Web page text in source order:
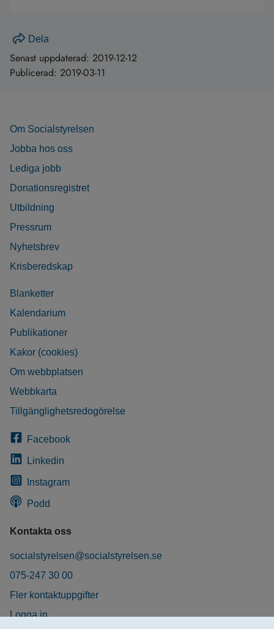
Dela
Senast uppdaterad: 2019-12-12
Publicerad: 2019-03-11
Om Socialstyrelsen
Jobba hos oss
Lediga jobb
Donationsregistret
Utbildning
Pressrum
Nyhetsbrev
Krisberedskap
Blanketter
Kalendarium
Publikationer
Kakor (cookies)
Om webbplatsen
Webbkarta
Tillgänglighetsredogörelse
Facebook
Linkedin
Instagram
Podd
Kontakta oss
socialstyrelsen@socialstyrelsen.se
075-247 30 00
Fler kontaktuppgifter
Logga in